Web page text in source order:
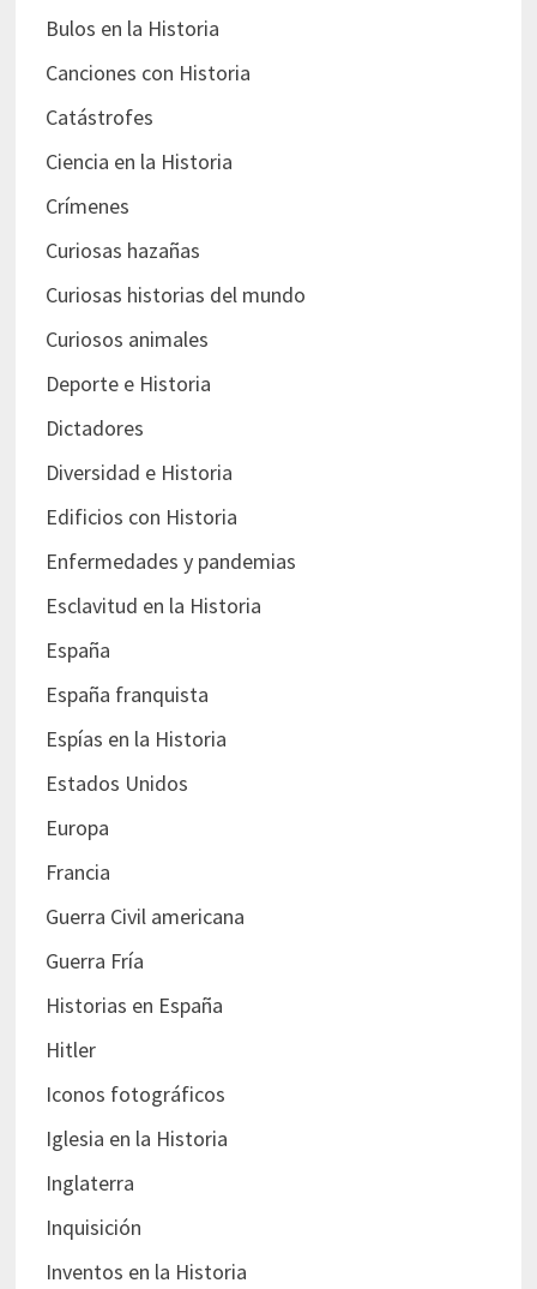
Bulos en la Historia
Canciones con Historia
Catástrofes
Ciencia en la Historia
Crímenes
Curiosas hazañas
Curiosas historias del mundo
Curiosos animales
Deporte e Historia
Dictadores
Diversidad e Historia
Edificios con Historia
Enfermedades y pandemias
Esclavitud en la Historia
España
España franquista
Espías en la Historia
Estados Unidos
Europa
Francia
Guerra Civil americana
Guerra Fría
Historias en España
Hitler
Iconos fotográficos
Iglesia en la Historia
Inglaterra
Inquisición
Inventos en la Historia